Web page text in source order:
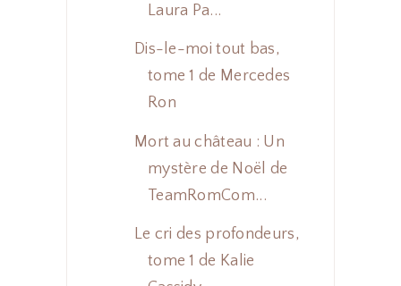
Laura Pa...
Dis-le-moi tout bas,
tome 1 de Mercedes
Ron
Mort au château : Un
mystère de Noël de
TeamRomCom...
Le cri des profondeurs,
tome 1 de Kalie